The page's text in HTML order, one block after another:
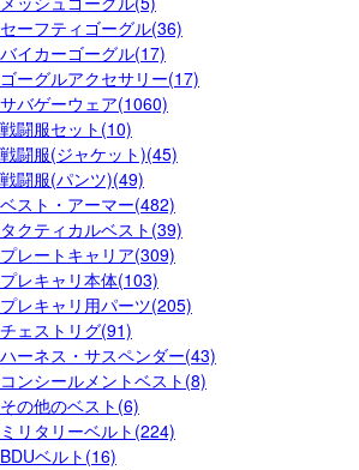
セーフティゴーグル(36)
バイカーゴーグル(17)
ゴーグルアクセサリー(17)
サバゲーウェア(1060)
戦闘服セット(10)
戦闘服(ジャケット)(45)
戦闘服(パンツ)(49)
ベスト・アーマー(482)
タクティカルベスト(39)
プレートキャリア(309)
プレキャリ本体(103)
プレキャリ用パーツ(205)
チェストリグ(91)
ハーネス・サスペンダー(43)
コンシールメントベスト(8)
その他のベスト(6)
ミリタリーベルト(224)
BDUベルト(16)